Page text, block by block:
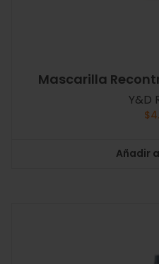
Mascarilla
Y&D
$
Añadir